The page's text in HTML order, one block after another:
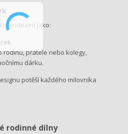
je ideální jako:
,
rodinu, přátele nebo kolegy,
dárku.
potěší každého milovníka
rodinné dílny